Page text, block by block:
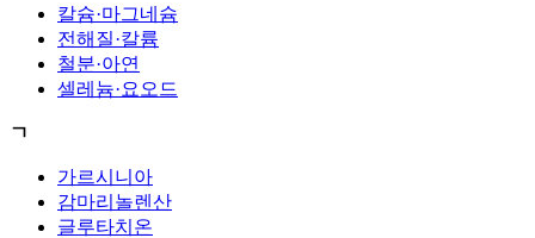
칼슘·마그네슘
전해질·칼륨
철분·아연
셀레늄·요오드
ㄱ
가르시니아
감마리놀렌산
글루타치온